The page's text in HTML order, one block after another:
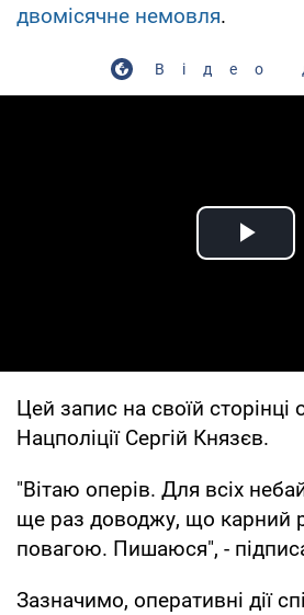
двомісячне немовля.
Відео
Цей запис на своїй сторінці
Нацполіції Сергій Князєв.
"Вітаю оперів. Для всіх
ще раз доводжу, що карний
повагою. Пишаюся", -
Зазначимо, оперативні дії